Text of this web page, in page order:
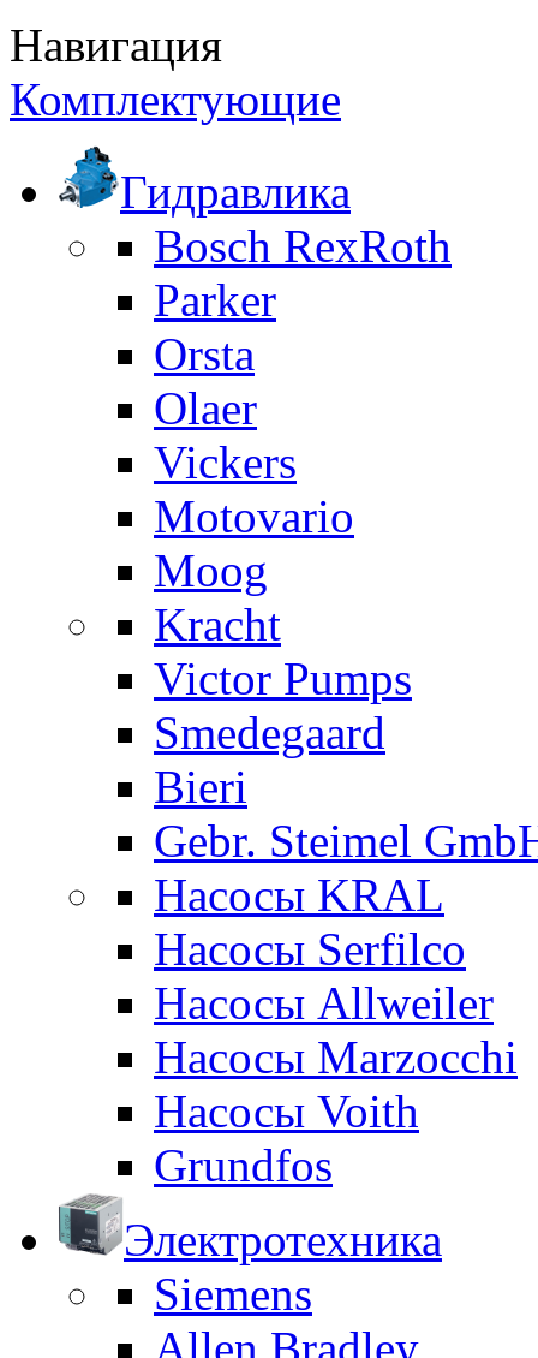
Навигация
Комплектующие
Гидравлика
Bosch RexRoth
Parker
Orsta
Olaer
Vickers
Motovario
Moog
Kracht
Victor Pumps
Smedegaard
Bieri
Gebr. Steimel
Насосы KRAL
Насосы Serfilco
Насосы Allweiler
Насосы Marzocchi
Насосы Voith
Grundfos
Электротехника
Siemens